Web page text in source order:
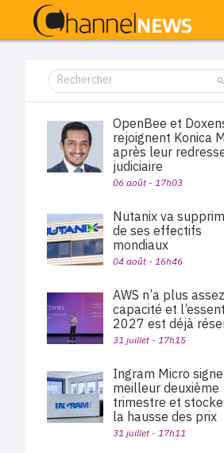
OpenBee et
rejoignent Konica
après leur
judiciaire
06 août - 17h03
Nutanix va
de ses effectifs
mondiaux
04 août - 16h46
AWS n’a plus
capacité et
2027 est déjà
31 juillet - 17h15
Ingram Micro
meilleur deuxième
trimestre et
la hausse des prix
31 juillet - 17h11